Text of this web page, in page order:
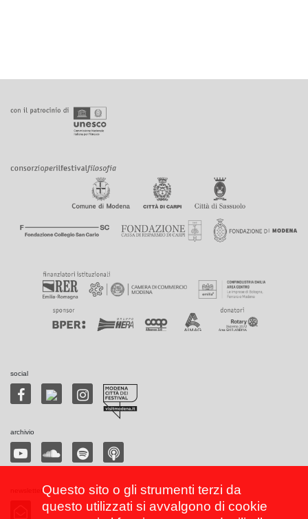
social
archivio
Questo sito o gli strumenti terzi da
questo utilizzati si avvalgono di cookie